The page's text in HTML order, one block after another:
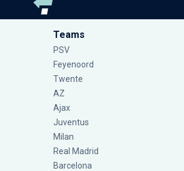
Teams
PSV
Feyenoord
Twente
AZ
Ajax
Juventus
Milan
Real Madrid
Barcelona